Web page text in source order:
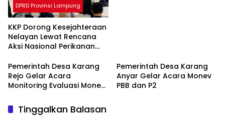
DPRD Provinsi Lampung
KKP Dorong Kesejahteraan
Nelayan Lewat Rencana
Aksi Nasional Perikanan
Pemerintah Desa Karang
Rejo Gelar Acara
Monitoring Evaluasi Monev
Pemerintah Desa Karang
Anyar Gelar Acara Monev
PBB dan P2
Tinggalkan Balasan